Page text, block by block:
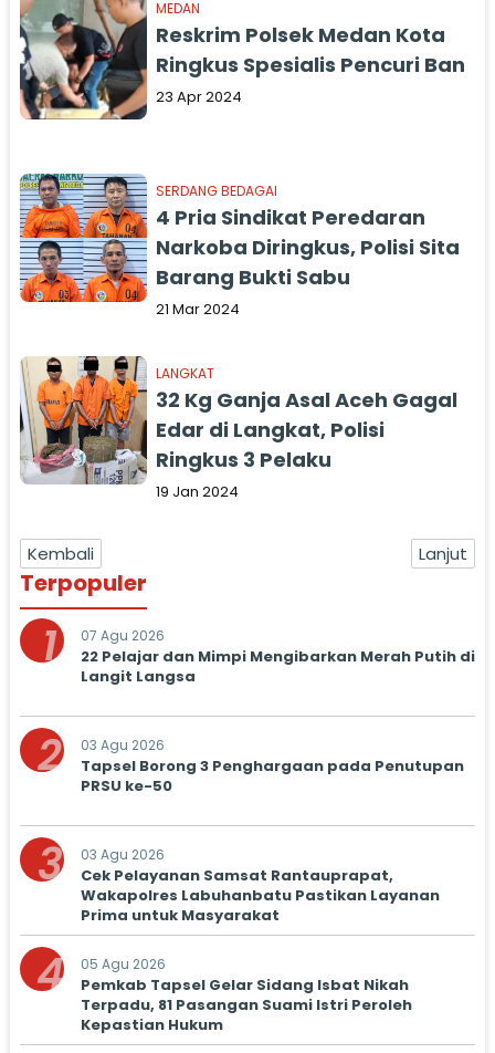
MEDAN
Reskrim Polsek Medan Kota
Ringkus Spesialis Pencuri Ban
23 Apr 2024
SERDANG BEDAGAI
4 Pria Sindikat Peredaran
Narkoba Diringkus, Polisi Sita
Barang Bukti Sabu
21 Mar 2024
LANGKAT
32 Kg Ganja Asal Aceh Gagal
Edar di Langkat, Polisi
Ringkus 3 Pelaku
19 Jan 2024
Kembali Lanjut
Terpopuler
1 07 Agu 2026
22 Pelajar dan Mimpi Mengibarkan Merah Putih di
Langit Langsa
2 03 Agu 2026
Tapsel Borong 3 Penghargaan pada Penutupan
PRSU ke-50
3 03 Agu 2026
Cek Pelayanan Samsat Rantauprapat,
Wakapolres Labuhanbatu Pastikan Layanan
Prima untuk Masyarakat
4 05 Agu 2026
Pemkab Tapsel Gelar Sidang Isbat Nikah
Terpadu, 81 Pasangan Suami Istri Peroleh
Kepastian Hukum